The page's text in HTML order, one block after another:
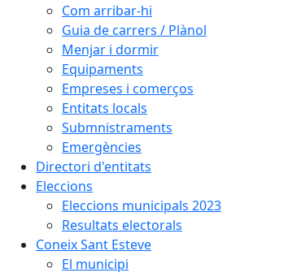
Com arribar-hi
Guia de carrers / Plànol
Menjar i dormir
Equipaments
Empreses i comerços
Entitats locals
Submnistraments
Emergències
Directori d'entitats
Eleccions
Eleccions municipals 2023
Resultats electorals
Coneix Sant Esteve
El municipi